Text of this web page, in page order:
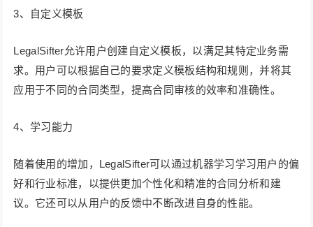
3、自定义模板
LegalSifter允许用户创建自定义模板，以满足其特定业务需
求。用户可以根据自己的要求定义模板结构和规则，并将其
应用于不同的合同类型，提高合同审核的效率和准确性。
4、学习能力
随着使用的增加，LegalSifter可以通过机器学习学习用户的偏
好和行业标准，以提供更加个性化和精准的合同分析和建
议。它还可以从用户的反馈中不断改进自身的性能。